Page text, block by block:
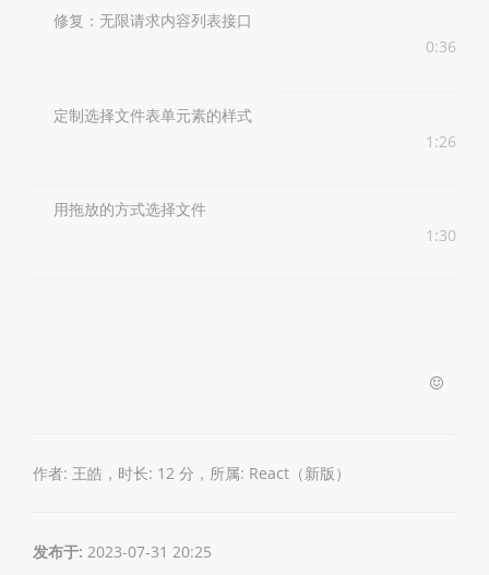
修复：无限请求内容列表接口
0:36
定制选择文件表单元素的样式
1:26
用拖放的方式选择文件
1:30
作者: 王皓，时长: 12 分，所属: React（新版）
发布于: 2023-07-31 20:25